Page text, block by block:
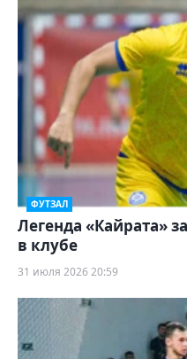
ФУТЗАЛ
Легенда «Кайрата»
в клубе
31 июля 2026 20:59